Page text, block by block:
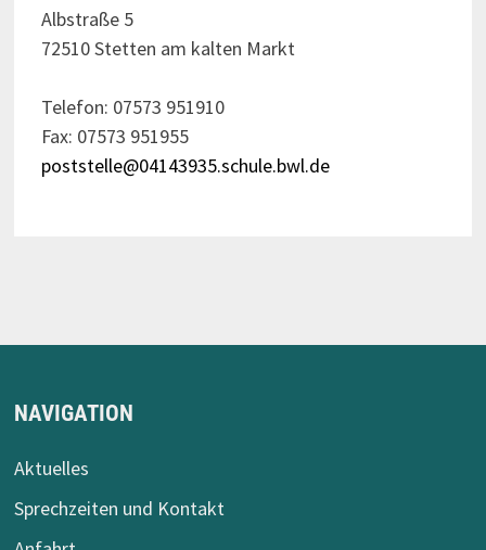
Albstraße 5
72510 Stetten am kalten Markt
Telefon: 07573 951910
Fax: 07573 951955
poststelle@04143935.schule.bwl.de
NAVIGATION
Aktuelles
Sprechzeiten und Kontakt